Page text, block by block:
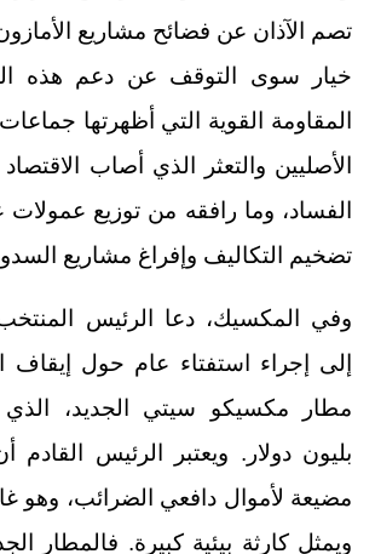
تصم الآذان عن فضائح مشاريع
خيار سوى التوقف عن دعم هذه
المقاومة القوية التي أظهرتها
الأصليين والتعثر الذي أصاب الاقتصاد
الفساد، وما رافقه من توزيع عمولات
تضخيم التكاليف وإفراغ مشاريع
وفي المكسيك، دعا الرئيس المنتخب
إلى إجراء استفتاء عام حول إيقاف
بليون دولار. ويعتبر الرئيس القادم
مضيعة لأموال دافعي الضرائب، وهو
ويمثل كارثة بيئية كبيرة. فالمطار